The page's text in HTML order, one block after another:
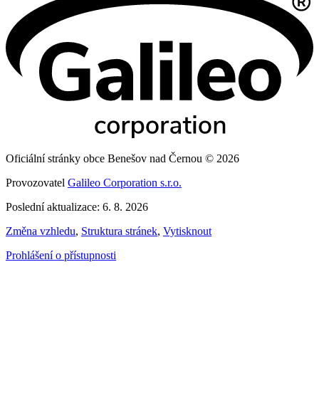
Oficiální stránky obce Benešov nad Černou © 2026
Provozovatel Galileo Corporation s.r.o.
Poslední aktualizace: 6. 8. 2026
Změna vzhledu, Struktura stránek, Vytisknout
Prohlášení o přístupnosti